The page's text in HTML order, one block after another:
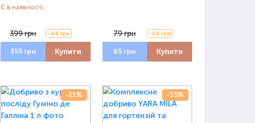
Є в наявності
399 грн -44 грн
355 грн Купити
79 грн -14 грн
65 грн Купити
-21% -15%